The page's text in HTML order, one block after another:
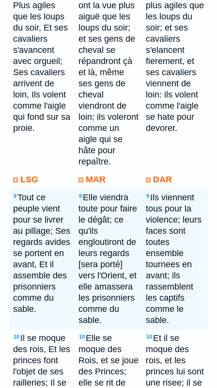
Plus agiles
que les loups
du soir, Et ses
cavaliers
s'avancent
avec orgueil;
Ses cavaliers
arrivent de
loin, Ils volent
comme l'aigle
qui fond sur sa
proie.
ont la vue plus
aiguë que les
loups du soir;
et ses gens de
cheval se
répandront çà
et là, même
ses gens de
cheval
viendront de
loin; ils voleront
comme un
aigle qui se
hâte pour
repaître.
plus agiles que
les loups du
soir; et ses
cavaliers
s'elancent
fierement, et
ses cavaliers
viennent de
loin: ils volent
comme l'aigle
se hate pour
devorer.
LSG MAR DAR
9Tout ce
peuple vient
pour se livrer
au pillage; Ses
regards avides
se portent en
avant, Et il
assemble des
prisonniers
comme du
sable.
9 Elle viendra
toute pour faire
le dégât; ce
qu'ils
engloutiront de
leurs regards
[sera porté]
vers l'Orient, et
elle amassera
les prisonniers
comme du
sable.
9 Ils viennent
tous pour la
violence; leurs
faces sont
toutes
ensemble
tournees en
avant; ils
rassemblent
les captifs
comme le
sable.
10 Il se moque
des rois, Et les
princes font
l'objet de ses
railleries; Il se
10 Elle se
moque des
Rois, et se joue
des Princes;
elle se rit de
10 Et il se
moque des
rois, et les
princes lui sont
une risee; il se